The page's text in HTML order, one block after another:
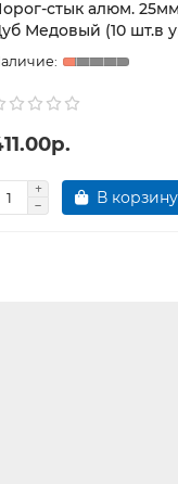
стык алюм.
Медовый (10 шт.в
В корзину